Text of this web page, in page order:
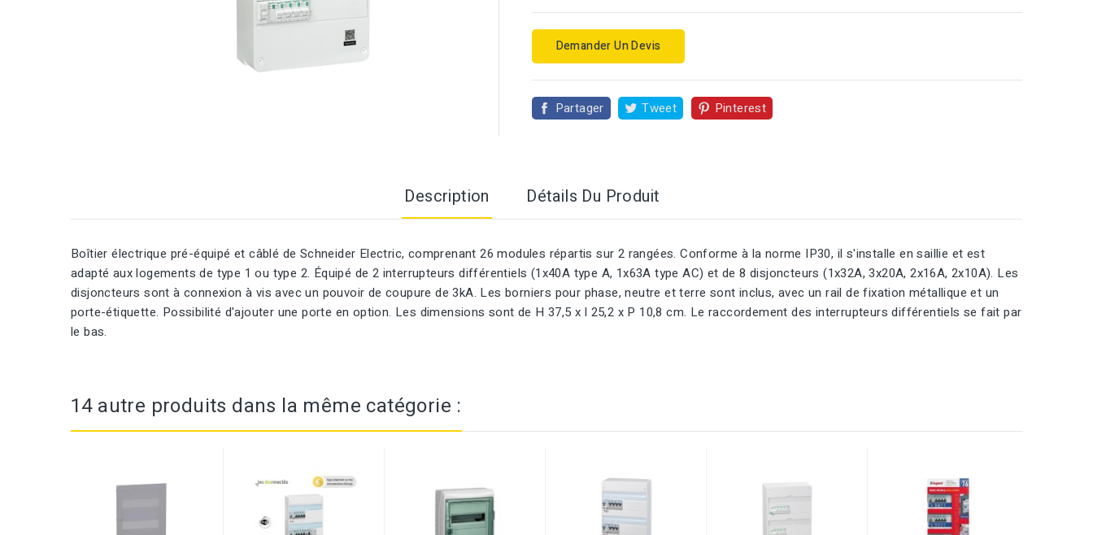
Demander Un Devis
Partager Tweet Pinterest
Description Détails Du Produit
Boîtier électrique pré-équipé et câblé de Schneider Electric, comprenant 26 modules répartis sur 2 rangées. Conforme à la norme IP30, il s'installe en saillie et est
adapté aux logements de type 1 ou type 2. Équipé de 2 interrupteurs différentiels (1x40A type A, 1x63A type AC) et de 8 disjoncteurs (1x32A, 3x20A, 2x16A, 2x10A). Les
disjoncteurs sont à connexion à vis avec un pouvoir de coupure de 3kA. Les borniers pour phase, neutre et terre sont inclus, avec un rail de fixation métallique et un
porte-étiquette. Possibilité d'ajouter une porte en option. Les dimensions sont de H 37,5 x l 25,2 x P 10,8 cm. Le raccordement des interrupteurs différentiels se fait par
le bas.
14 autre produits dans la même catégorie :